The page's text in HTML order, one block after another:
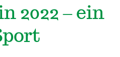
2022 – ein